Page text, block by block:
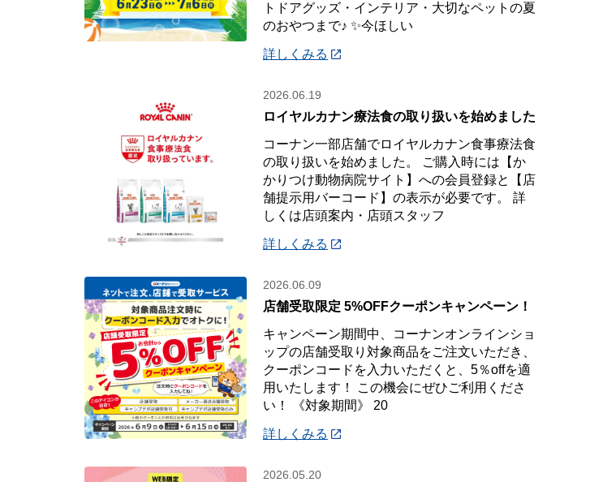
トドアグッズ・インテリア・大切なペットの夏
のおやつまで♪ ✨今ほしい
詳しくみる
2026.06.19
ロイヤルカナン療法食の取り扱いを始めました
コーナン一部店舗でロイヤルカナン食事療法食
の取り扱いを始めました。 ご購入時には【か
かりつけ動物病院サイト】への会員登録と【店
舗提示用バーコード】の表示が必要です。 詳
しくは店頭案内・店頭スタッフ
詳しくみる
2026.06.09
店舗受取限定 5%OFFクーポンキャンペーン！
キャンペーン期間中、コーナンオンラインショ
ップの店舗受取り対象商品をご注文いただき、
クーポンコードを入力いただくと、5％offを適
用いたします！ この機会にぜひご利用くださ
い！ 《対象期間》 20
詳しくみる
2026.05.20